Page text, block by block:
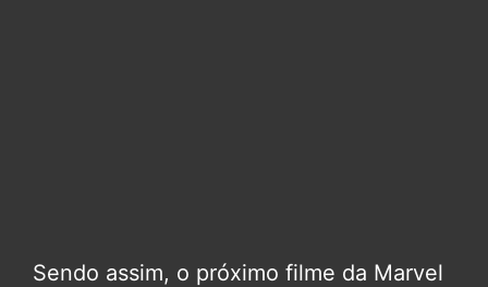
Sendo assim, o próximo filme da Marvel